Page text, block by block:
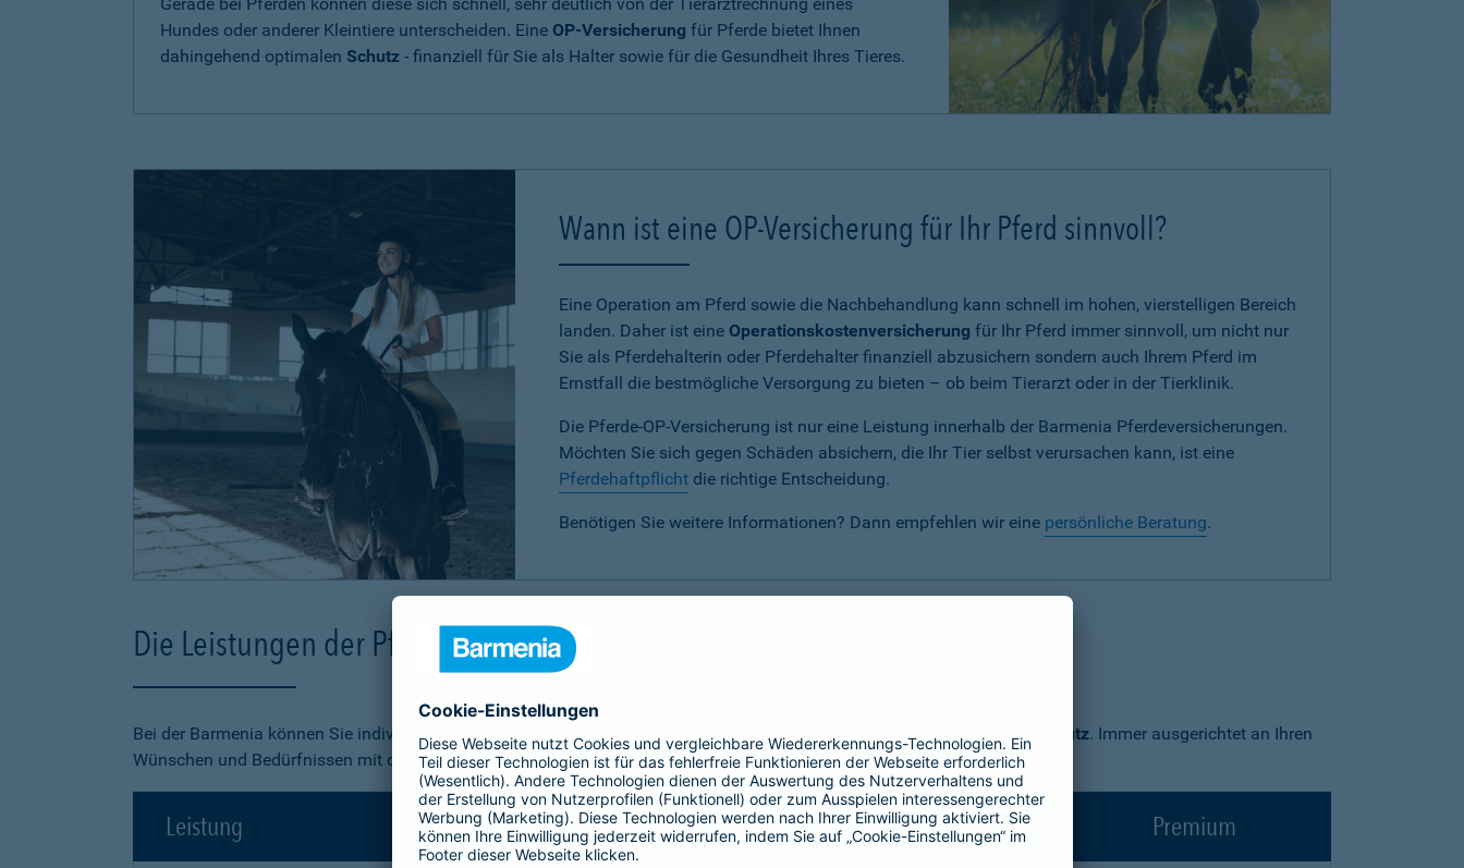
Hundes oder anderer Kleintiere unterscheiden. Eine OP-Versicherung für Pferde bietet Ihnen
dahingehend optimalen Schutz - finanziell für Sie als Halter sowie für die Gesundheit Ihres Tieres.
Wann ist eine OP-Versicherung für Ihr Pferd sinnvoll?
Eine Operation am Pferd sowie die Nachbehandlung kann schnell im hohen, vierstelligen Bereich
landen. Daher ist eine Operationskostenversicherung für Ihr Pferd immer sinnvoll, um nicht nur
Sie als Pferdehalterin oder Pferdehalter finanziell abzusichern sondern auch Ihrem Pferd im
Ernstfall die bestmögliche Versorgung zu bieten – ob beim Tierarzt oder in der Tierklinik.
Die Pferde-OP-Versicherung ist nur eine Leistung innerhalb der Barmenia Pferdeversicherungen.
Möchten Sie sich gegen Schäden absichern, die Ihr Tier selbst verursachen kann, ist eine
Pferdehaftpflicht die richtige Entscheidung.
Benötigen Sie weitere Informationen? Dann empfehlen wir eine persönliche Beratung.
Die Leistungen der Pferde-OP-Versicherung im Vergleich
Bei der Barmenia können Sie individuell aus 3 verschiedenen Tarifen für Ihr Pferd wählen: Basis-, Top- oder Premium-Schutz. Immer ausgerichtet an Ihren
Wünschen und Bedürfnissen mit dem besten Preis-Leistungsverhältnis.
Leistung Basis Top Premium